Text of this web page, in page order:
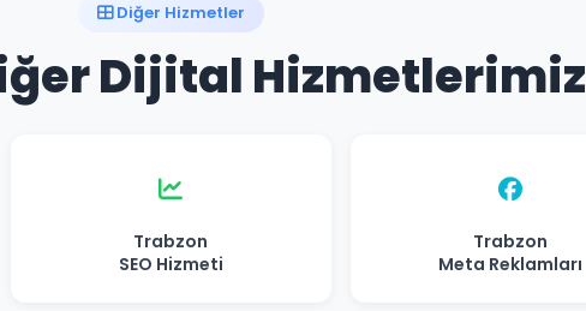
Diğer Hizmetler
Dijital Hizmetlerimiz
Trabzon
SEO Hizmeti
Trabzon
Meta Reklamları